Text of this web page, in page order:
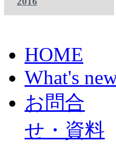
HOME
What's
お問合
せ・資料